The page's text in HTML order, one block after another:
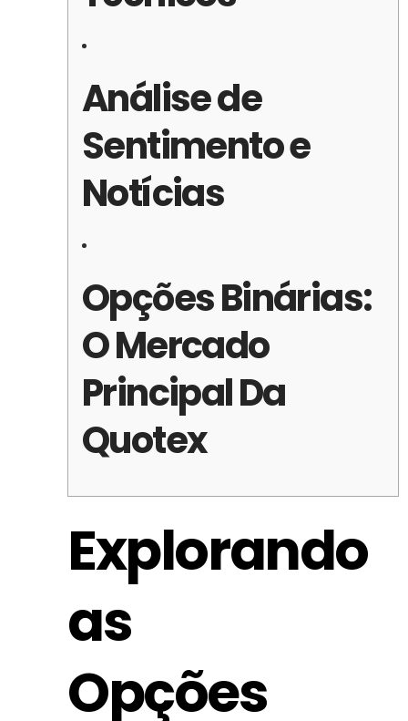
Análise de
Sentimento e
Notícias
Opções Binárias:
O Mercado
Principal Da
Quotex
Explorando
as
Opções